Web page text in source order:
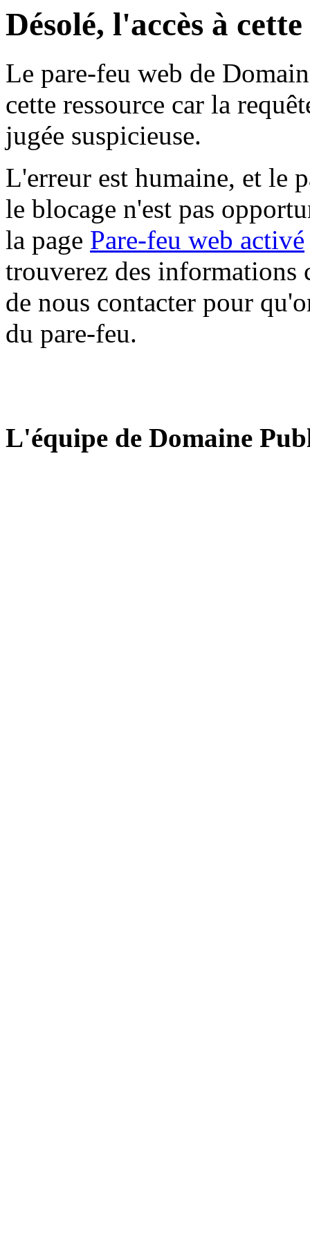
Désolé, l'accès à
Le pare-feu web de
cette ressource car la
jugée suspicieuse.
L'erreur est humaine, et le
le blocage n'est pas
la page Pare-feu web activé
trouverez des informations
de nous contacter pour
du pare-feu.
L'équipe de Domaine